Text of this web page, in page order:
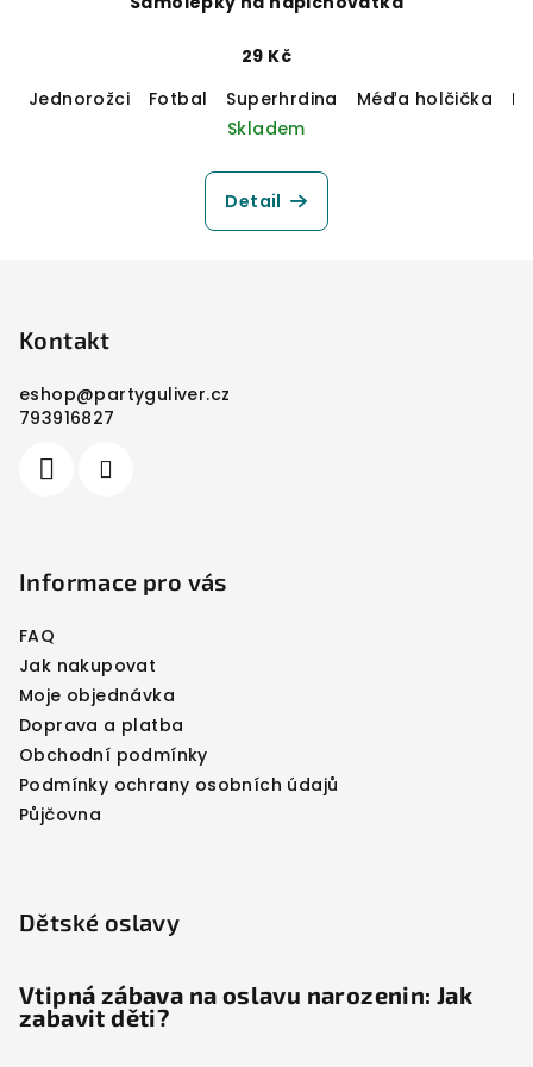
29 Kč
Jednorožci
Fotbal Superhrdina Méďa holčička
Skladem
Detail
Kontakt
eshop@partyguliver.cz
793916827
Informace pro vás
FAQ
Jak nakupovat
Moje objednávka
Doprava a platba
Obchodní podmínky
Podmínky ochrany osobních údajů
Půjčovna
Dětské oslavy
Vtipná zábava na oslavu narozenin: Jak
zabavit děti?